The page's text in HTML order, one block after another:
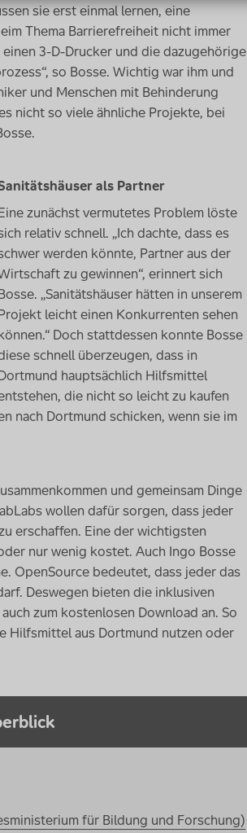
sie erst einmal lernen, eine
Thema Barrierefreiheit nicht immer
3-D-Drucker und die dazugehörige
so Bosse. Wichtig war ihm und
und Menschen mit Behinderung
nicht so viele ähnliche Projekte, bei
als Partner
zunächst vermutetes Problem löste
relativ schnell. „Ich dachte, dass es
werden könnte, Partner aus der
zu gewinnen“, erinnert sich
„Sanitätshäuser hätten in unserem
leicht einen Konkurrenten sehen
Doch stattdessen konnte Bosse
schnell überzeugen, dass in
hauptsächlich Hilfsmittel
die nicht so leicht zu kaufen
nach Dortmund schicken, wenn sie im
und gemeinsam Dinge
wollen dafür sorgen, dass jeder
erschaffen. Eine der wichtigsten
nur wenig kostet. Auch Ingo Bosse
OpenSource bedeutet, dass jeder das
Deswegen bieten die inklusiven
zum kostenlosen Download an. So
Hilfsmittel aus Dortmund nutzen oder
für Bildung und Forschung)